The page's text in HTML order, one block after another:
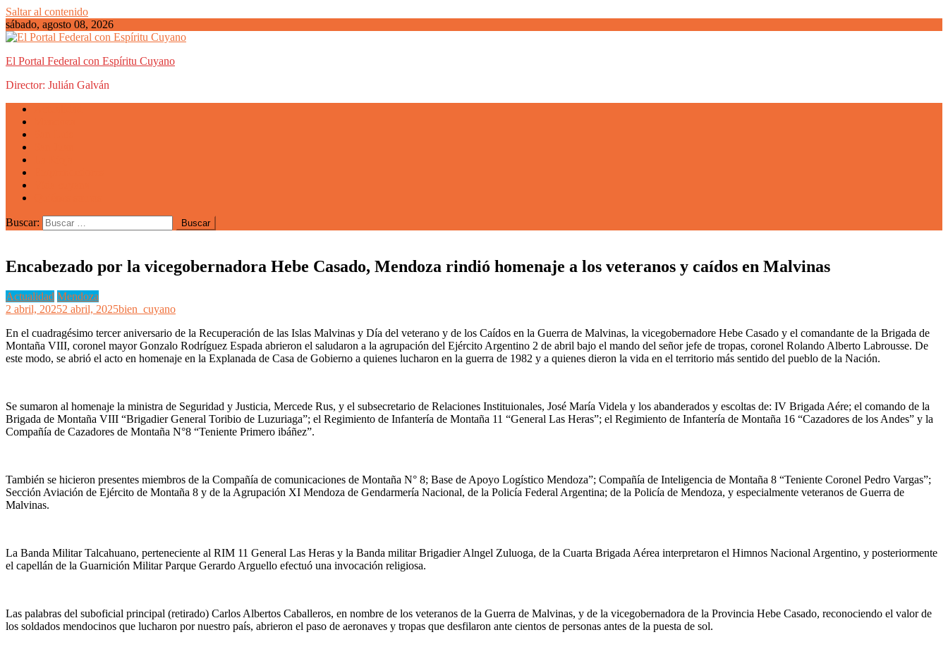
Saltar al contenido
sábado, agosto 08, 2026
El Portal Federal con Espíritu Cuyano
Director: Julián Galván
Buscar:
Encabezado por la vicegobernadora Hebe Casado, Mendoza rindió homenaje a los veteranos y caídos en Malvinas
Actualidad Mendoza
2 abril, 20252 abril, 2025bien_cuyano
En el cuadragésimo tercer aniversario de la Recuperación de las Islas Malvinas y Día del veterano y de los Caídos en la Guerra de Malvinas, la vicegobernadore Hebe Casado y el comandante de la Brigada de
Montaña VIII, coronel mayor Gonzalo Rodríguez Espada abrieron el saludaron a la agrupación del Ejército Argentino 2 de abril bajo el mando del señor jefe de tropas, coronel Rolando Alberto Labrousse. De
este modo, se abrió el acto en homenaje en la Explanada de Casa de Gobierno a quienes lucharon en la guerra de 1982 y a quienes dieron la vida en el territorio más sentido del pueblo de la Nación.
Se sumaron al homenaje la ministra de Seguridad y Justicia, Mercede Rus, y el subsecretario de Relaciones Instituionales, José María Videla y los abanderados y escoltas de: IV Brigada Aére; el comando de la
Brigada de Montaña VIII “Brigadier General Toribio de Luzuriaga”; el Regimiento de Infantería de Montaña 11 “General Las Heras”; el Regimiento de Infantería de Montaña 16 “Cazadores de los Andes” y la
Compañía de Cazadores de Montaña N°8 “Teniente Primero ibáñez”.
También se hicieron presentes miembros de la Compañía de comunicaciones de Montaña N° 8; Base de Apoyo Logístico Mendoza”; Compañía de Inteligencia de Montaña 8 “Teniente Coronel Pedro Vargas”;
Sección Aviación de Ejército de Montaña 8 y de la Agrupación XI Mendoza de Gendarmería Nacional, de la Policía Federal Argentina; de la Policía de Mendoza, y especialmente veteranos de Guerra de
Malvinas.
La Banda Militar Talcahuano, perteneciente al RIM 11 General Las Heras y la Banda militar Brigadier Alngel Zuluoga, de la Cuarta Brigada Aérea interpretaron el Himnos Nacional Argentino, y posteriormente
el capellán de la Guarnición Militar Parque Gerardo Arguello efectuó una invocación religiosa.
Las palabras del suboficial principal (retirado) Carlos Albertos Caballeros, en nombre de los veteranos de la Guerra de Malvinas, y de la vicegobernadora de la Provincia Hebe Casado, reconociendo el valor de
los soldados mendocinos que lucharon por nuestro país, abrieron el paso de aeronaves y tropas que desfilaron ante cientos de personas antes de la puesta de sol.